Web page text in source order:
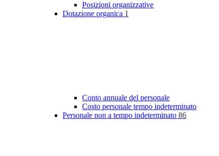
Posizioni organizzative
Dotazione organica 1
Conto annuale del personale
Costo personale tempo indeterminato
Personale non a tempo indeterminato 86